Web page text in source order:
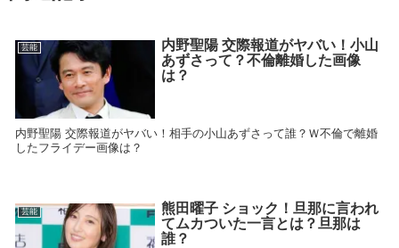
芸能
内野聖陽 交際報道がヤバい！小山
あずさって？不倫離婚した画像
は？
内野聖陽 交際報道がヤバい！相手の小山あずさって誰？Ｗ不倫で離婚
したフライデー画像は？
芸能
熊田曜子 ショック！旦那に言われ
てムカついた一言とは？旦那は
誰？